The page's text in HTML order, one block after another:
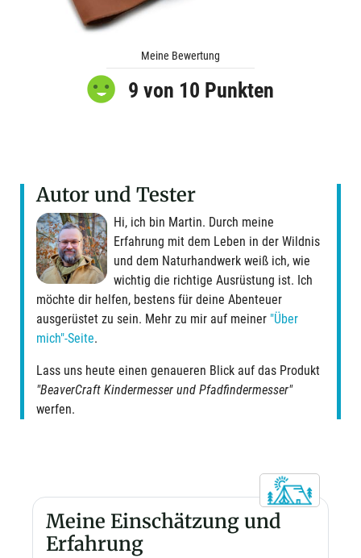
Meine Bewertung
9 von 10 Punkten
Autor und Tester
Hi, ich bin Martin. Durch meine
Erfahrung mit dem Leben in der Wildnis
und dem Naturhandwerk weiß ich, wie
wichtig die richtige Ausrüstung ist. Ich
möchte dir helfen, bestens für deine Abenteuer
ausgerüstet zu sein. Mehr zu mir auf meiner "Über
mich"-Seite.
Lass uns heute einen genaueren Blick auf das Produkt
"BeaverCraft Kindermesser und Pfadfindermesser"
werfen.
Meine Einschätzung und
Erfahrung